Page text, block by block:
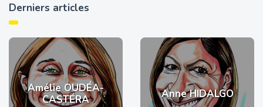
Derniers articles
Amélie OUDÉA-
CASTÉRA
Anne HIDALGO